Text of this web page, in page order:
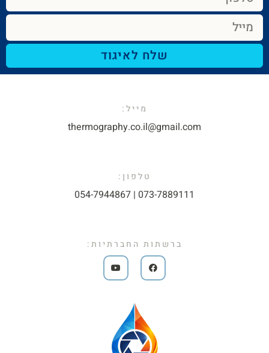
שלח לאיגוד
מייל:​
thermography.co.il@gmail.com​
טלפון:
073-7889111 | 054-7944867​
ברשתות החברתיות: